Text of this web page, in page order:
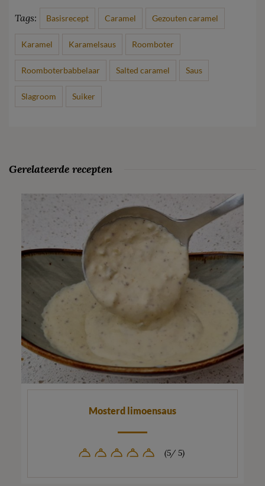
Tags: Basisrecept Caramel Gezouten caramel
Karamel Karamelsaus Roomboter
Roomboterbabbelaar Salted caramel Saus
Slagroom Suiker
Gerelateerde recepten
Mosterd limoensaus
(5/ 5)